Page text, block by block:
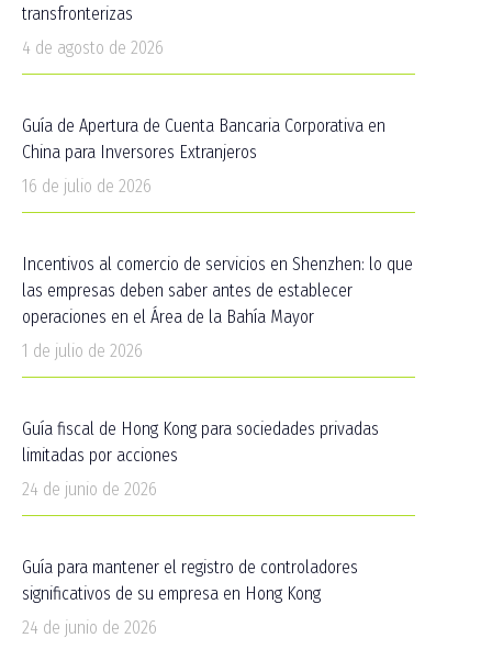
transfronterizas
4 de agosto de 2026
Guía de Apertura de Cuenta Bancaria Corporativa en
China para Inversores Extranjeros
16 de julio de 2026
Incentivos al comercio de servicios en Shenzhen: lo que
las empresas deben saber antes de establecer
operaciones en el Área de la Bahía Mayor
1 de julio de 2026
Guía fiscal de Hong Kong para sociedades privadas
limitadas por acciones
24 de junio de 2026
Guía para mantener el registro de controladores
significativos de su empresa en Hong Kong
24 de junio de 2026